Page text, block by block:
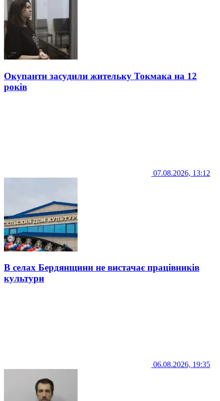
Окупанти засудили жительку Токмака на 12
років
07.08.2026, 13:12
В селах Бердянщини не вистачає працівників
культури
06.08.2026, 19:35